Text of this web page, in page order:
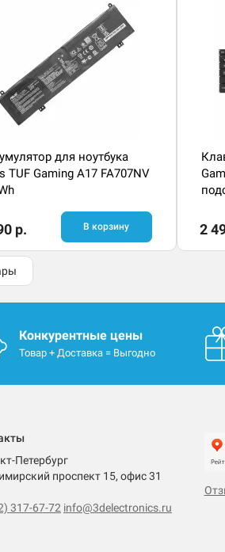
для ноутбука
TUF Gaming A17 FA707NV
р. В корзину 2
Конкурентные цены
Товар + Доставка = Выгодно
Петербург
проспект 15, офис 31
317-67-72 info@3delectronics.ru